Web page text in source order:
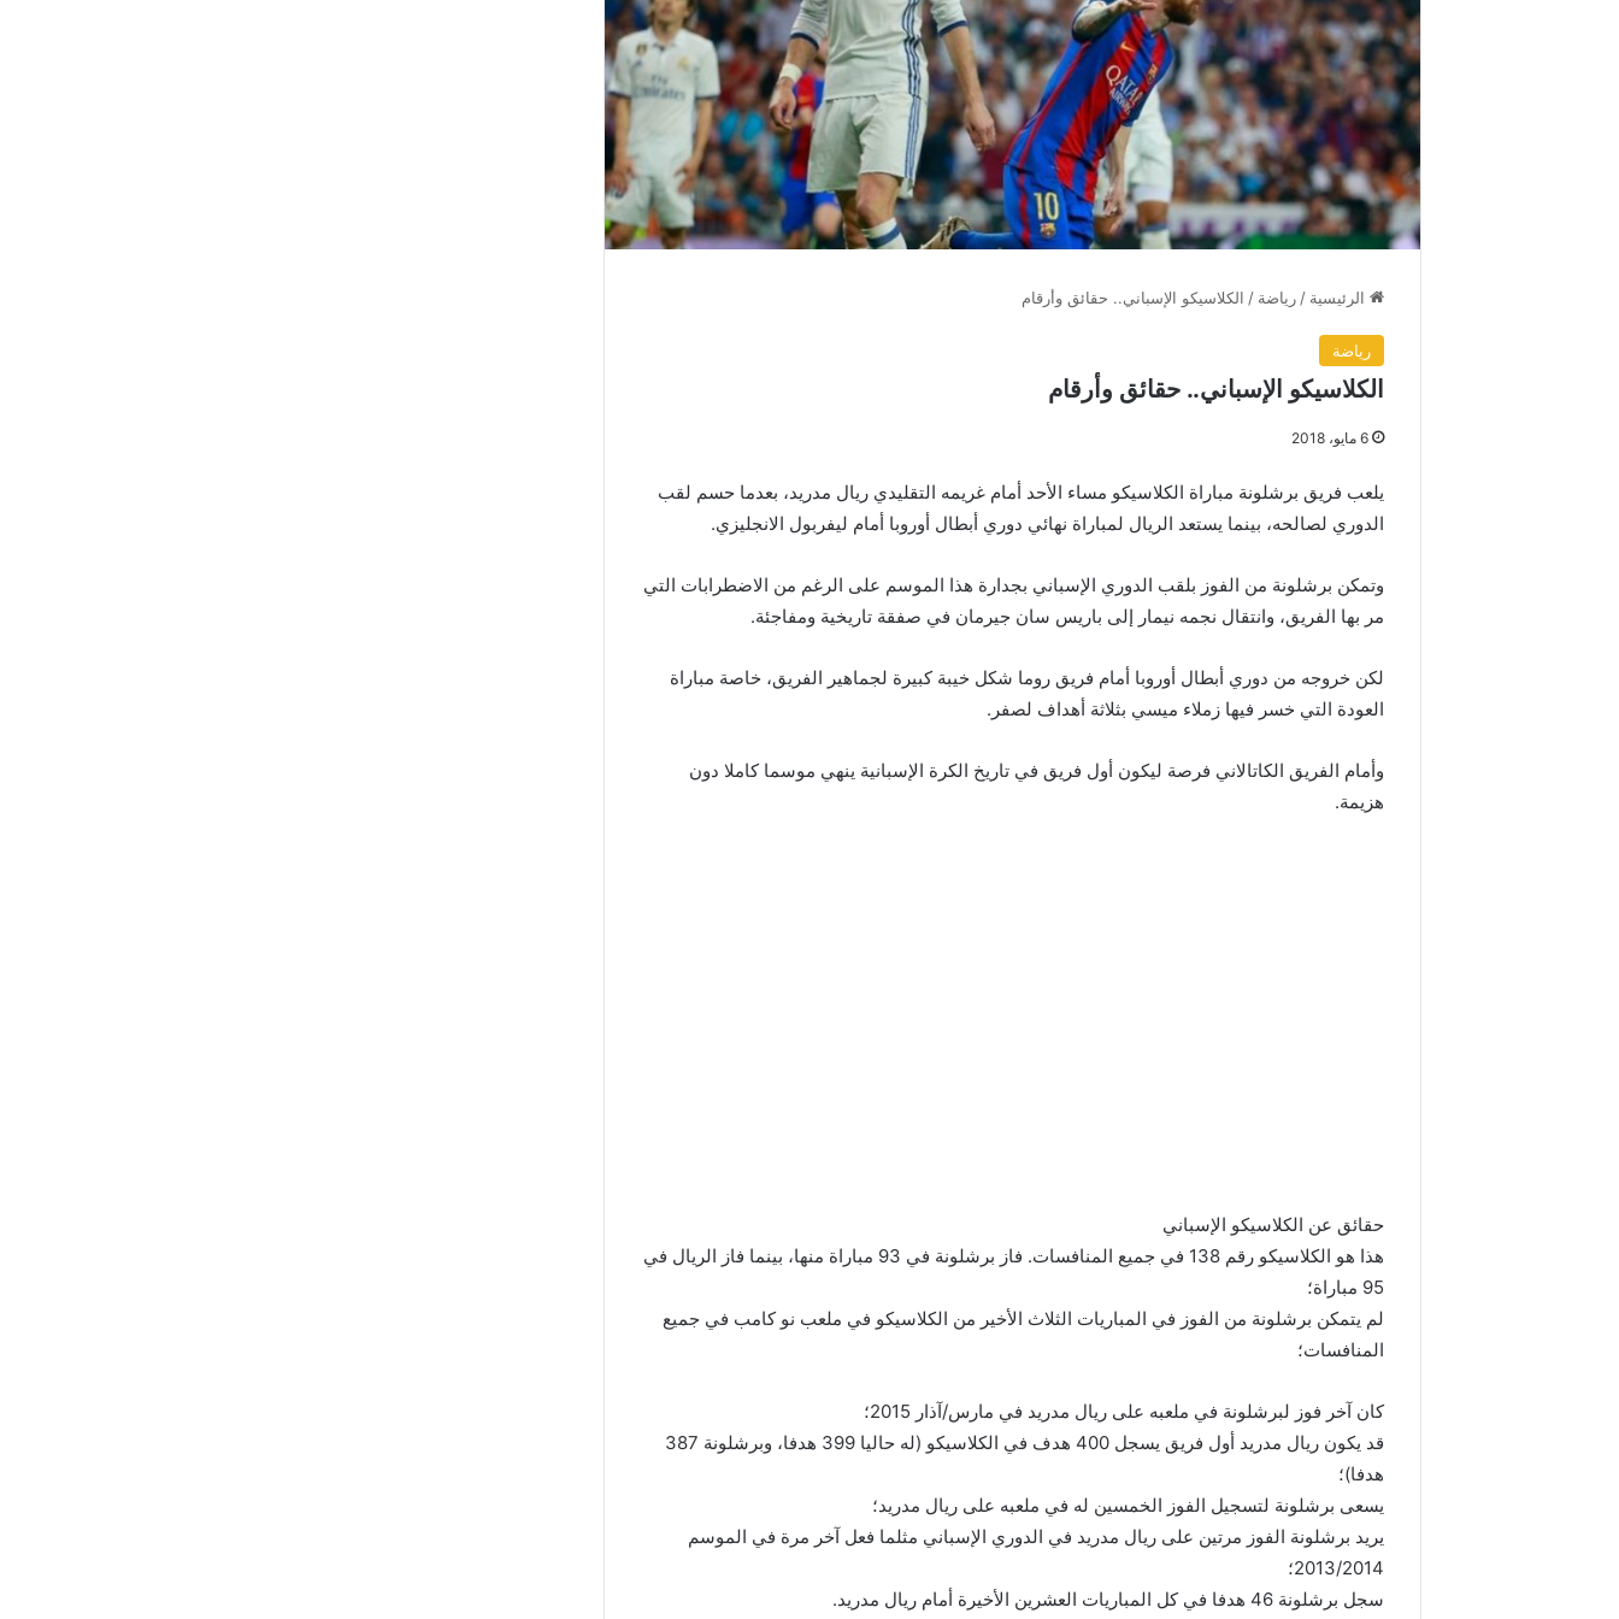
الرئيسية / رياضة / الكلاسيكو الإسباني.. حقائق وأرقام
رياضة
الكلاسيكو الإسباني.. حقائق وأرقام
6 مايو، 2018
يلعب فريق برشلونة مباراة الكلاسيكو مساء الأحد أمام غريمه التقليدي ريال مدريد، بعدما حسم لقب
الدوري لصالحه، بينما يستعد الريال لمباراة نهائي دوري أبطال أوروبا أمام ليفربول الانجليزي.
وتمكن برشلونة من الفوز بلقب الدوري الإسباني بجدارة هذا الموسم على الرغم من الاضطرابات التي
مر بها الفريق، وانتقال نجمه نيمار إلى باريس سان جيرمان في صفقة تاريخية ومفاجئة.
لكن خروجه من دوري أبطال أوروبا أمام فريق روما شكل خيبة كبيرة لجماهير الفريق، خاصة مباراة
العودة التي خسر فيها زملاء ميسي بثلاثة أهداف لصفر.
وأمام الفريق الكاتالاني فرصة ليكون أول فريق في تاريخ الكرة الإسبانية ينهي موسما كاملا دون
هزيمة.
حقائق عن الكلاسيكو الإسباني
هذا هو الكلاسيكو رقم 138 في جميع المنافسات. فاز برشلونة في 93 مباراة منها، بينما فاز الريال في
95 مباراة؛
لم يتمكن برشلونة من الفوز في المباريات الثلاث الأخير من الكلاسيكو في ملعب نو كامب في جميع
المنافسات؛
كان آخر فوز لبرشلونة في ملعبه على ريال مدريد في مارس/آذار 2015؛
قد يكون ريال مدريد أول فريق يسجل 400 هدف في الكلاسيكو (له حاليا 399 هدفا، وبرشلونة 387
هدفا)؛
يسعى برشلونة لتسجيل الفوز الخمسين له في ملعبه على ريال مدريد؛
يريد برشلونة الفوز مرتين على ريال مدريد في الدوري الإسباني مثلما فعل آخر مرة في الموسم
2013/2014؛
سجل برشلونة 46 هدفا في كل المباريات العشرين الأخيرة أمام ريال مدريد.